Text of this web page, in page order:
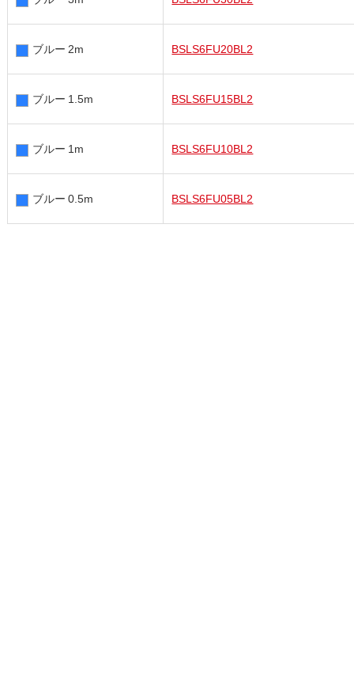
ブルー 2m BSLS6FU20BL2
ブルー 1.5m BSLS6FU15BL2
ブルー 1m BSLS6FU10BL2
ブルー 0.5m BSLS6FU05BL2